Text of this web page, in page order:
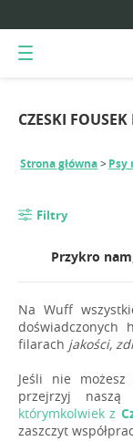
CZESKI
Strona główna Psy
Filtry
Przykro
Na Wuff
doświadczonych
filarach jakości,
Jeśli nie możesz
przejrzyj
którymkolwiek z
zaszczyt